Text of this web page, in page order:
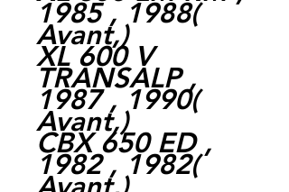
1985 , 1988(
Avant,)
XL 600 V
TRANSALP ,
1987 , 1990(
Avant,)
CBX 650 ED ,
1982 , 1982(